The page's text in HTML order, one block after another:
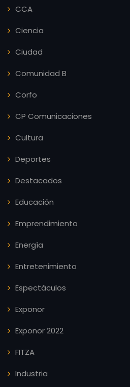
CCA
Ciencia
Ciudad
Comunidad B
Corfo
CP Comunicaciones
Cultura
Deportes
Destacados
Educación
Emprendimiento
Energía
Entretenimiento
Espectáculos
Exponor
Exponor 2022
FITZA
Industria